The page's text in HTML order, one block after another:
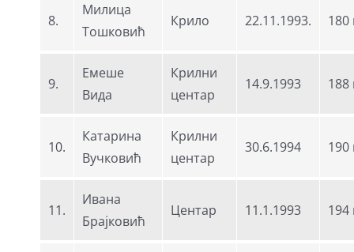
8.
Милица
Тошковић
Крило 22.11.1993.
9.
Емеше
Вида
Крилни
центар
14.9.1993
10.
Катарина
Вучковић
Крилни
центар
30.6.1994
11.
Ивана
Брајковић
Центар 11.1.1993